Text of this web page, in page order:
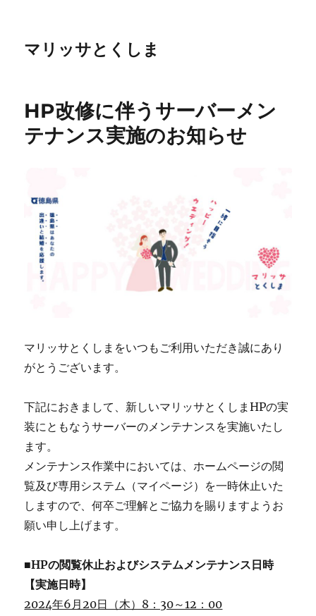
マリッサとくしま
HP改修に伴うサーバーメン
テナンス実施のお知らせ
マリッサとくしまをいつもご利用いただき誠にあり
がとうございます。
下記におきまして、新しいマリッサとくしまHPの実
装にともなうサーバーのメンテナンスを実施いたし
ます。
メンテナンス作業中においては、ホームページの閲
覧及び専用システム（マイページ）を一時休止いた
しますので、何卒ご理解とご協力を賜りますようお
願い申し上げます。
■HPの閲覧休止およびシステムメンテナンス日時
【実施日時】
2024年6月20日（木）8：30～12：00